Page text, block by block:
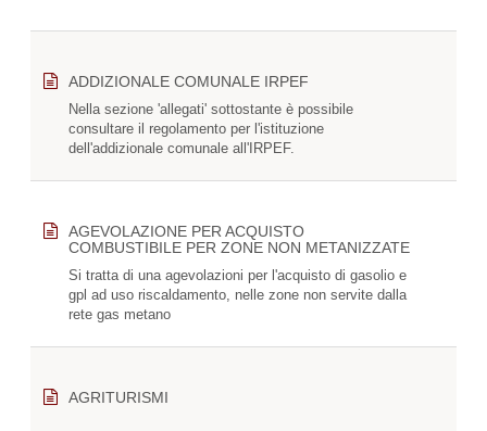
ADDIZIONALE COMUNALE IRPEF
Nella sezione 'allegati' sottostante è possibile
consultare il regolamento per l'istituzione
dell'addizionale comunale all'IRPEF.
AGEVOLAZIONE PER ACQUISTO
COMBUSTIBILE PER ZONE NON METANIZZATE
Si tratta di una agevolazioni per l'acquisto di gasolio e
gpl ad uso riscaldamento, nelle zone non servite dalla
rete gas metano
AGRITURISMI